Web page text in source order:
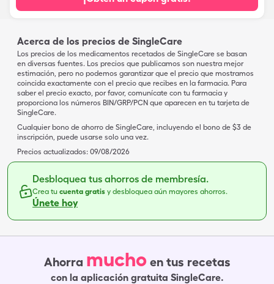
Acerca de los precios de SingleCare
Los precios de los medicamentos recetados de SingleCare se basan
en diversas fuentes. Los precios que publicamos son nuestra mejor
estimación, pero no podemos garantizar que el precio que mostramos
coincida exactamente con el precio que recibes en la farmacia. Para
saber el precio exacto, por favor, comunícate con tu farmacia y
proporciona los números BIN/GRP/PCN que aparecen en tu tarjeta de
SingleCare.
Cualquier bono de ahorro de SingleCare, incluyendo el bono de $3 de
inscripción, puede usarse solo una vez.
Precios actualizados: 09/08/2026
Desbloquea tus ahorros de membresía.
Crea tu cuenta gratis y desbloquea aún mayores ahorros.
Únete hoy
Ahorra mucho en tus recetas
con la aplicación gratuita SingleCare.